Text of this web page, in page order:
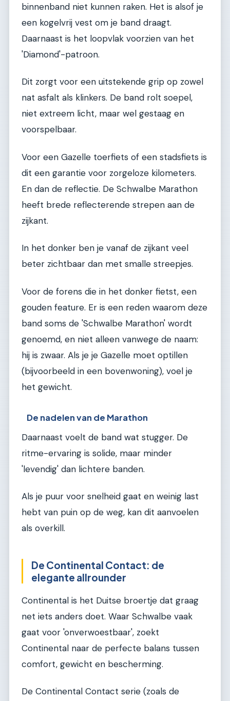
binnenband niet kunnen raken. Het is alsof je
een kogelvrij vest om je band draagt.
Daarnaast is het loopvlak voorzien van het
'Diamond'-patroon.
Dit zorgt voor een uitstekende grip op zowel
nat asfalt als klinkers. De band rolt soepel,
niet extreem licht, maar wel gestaag en
voorspelbaar.
Voor een Gazelle toerfiets of een stadsfiets is
dit een garantie voor zorgeloze kilometers.
En dan de reflectie. De Schwalbe Marathon
heeft brede reflecterende strepen aan de
zijkant.
In het donker ben je vanaf de zijkant veel
beter zichtbaar dan met smalle streepjes.
Voor de forens die in het donker fietst, een
gouden feature. Er is een reden waarom deze
band soms de 'Schwalbe Marathon' wordt
genoemd, en niet alleen vanwege de naam:
hij is zwaar. Als je je Gazelle moet optillen
(bijvoorbeeld in een bovenwoning), voel je
het gewicht.
De nadelen van de Marathon
Daarnaast voelt de band wat stugger. De
ritme-ervaring is solide, maar minder
'levendig' dan lichtere banden.
Als je puur voor snelheid gaat en weinig last
hebt van puin op de weg, kan dit aanvoelen
als overkill.
De Continental Contact: de
elegante allrounder
Continental is het Duitse broertje dat graag
net iets anders doet. Waar Schwalbe vaak
gaat voor 'onverwoestbaar', zoekt
Continental naar de perfecte balans tussen
comfort, gewicht en bescherming.
De Continental Contact serie (zoals de